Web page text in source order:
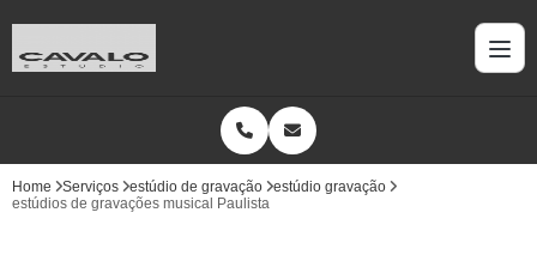
Home Serviços estúdio de gravação
estúdio gravação
estúdios de gravações musical Paulista